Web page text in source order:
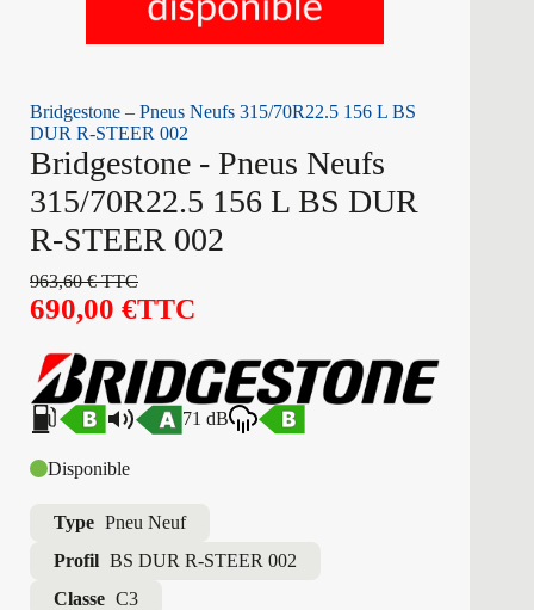
Bridgestone – Pneus Neufs 315/70R22.5 156 L BS
DUR R-STEER 002
Bridgestone - Pneus Neufs
315/70R22.5 156 L BS DUR
R-STEER 002
963,60€TTC
690,00 €TTC
71 dB
Disponible
Type Pneu Neuf
Profil BS DUR R-STEER 002
Classe C3